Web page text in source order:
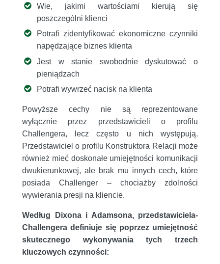
Wie, jakimi wartościami kierują się
poszczególni klienci
Potrafi zidentyfikować ekonomiczne czynniki
napędzające biznes klienta
Jest w stanie swobodnie dyskutować o
pieniądzach
Potrafi wywrzeć nacisk na klienta
Powyższe cechy nie są reprezentowane
wyłącznie przez przedstawicieli o profilu
Challengera, lecz często u nich występują.
Przedstawiciel o profilu Konstruktora Relacji może
również mieć doskonałe umiejętności komunikacji
dwukierunkowej, ale brak mu innych cech, które
posiada Challenger – chociażby zdolności
wywierania presji na kliencie.
Według Dixona i Adamsona, przedstawiciela-
Challengera definiuje się poprzez umiejętność
skutecznego wykonywania tych trzech
kluczowych czynności: